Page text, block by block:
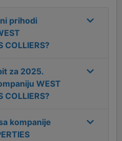
prihodi
COLLIERS?
za 2025.
WEST
COLLIERS?
kompanije